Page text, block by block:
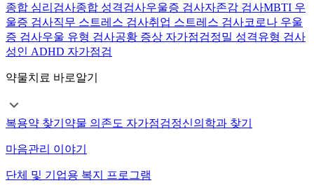
종합 심리검사종합 성격검사우울증 검사자존감 검사MBTI 우
울증 검사직무 스트레스 검사취업 스트레스 검사코로나 우울
증 검사우울 유형 검사공황 증상 자가점검정밀 성격유형 검사
성인 ADHD 자가점검
약물치료 바로알기
복용약 찾기 약물 의존도 자가점검정신의학과 찾기
마음관리 이야기
단체 및 기업용 복지 프로그램